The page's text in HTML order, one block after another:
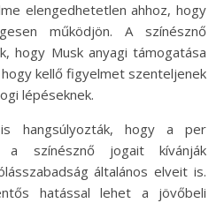
elengedhetetlen ahhoz, hogy
működjön. A színésznő
hogy Musk anyagi támogatása
kellő figyelmet szenteljenek
lépéseknek.
hangsúlyozták, hogy a per
a színésznő jogait kívánják
általános elveit is.
hatással lehet a jövőbeli